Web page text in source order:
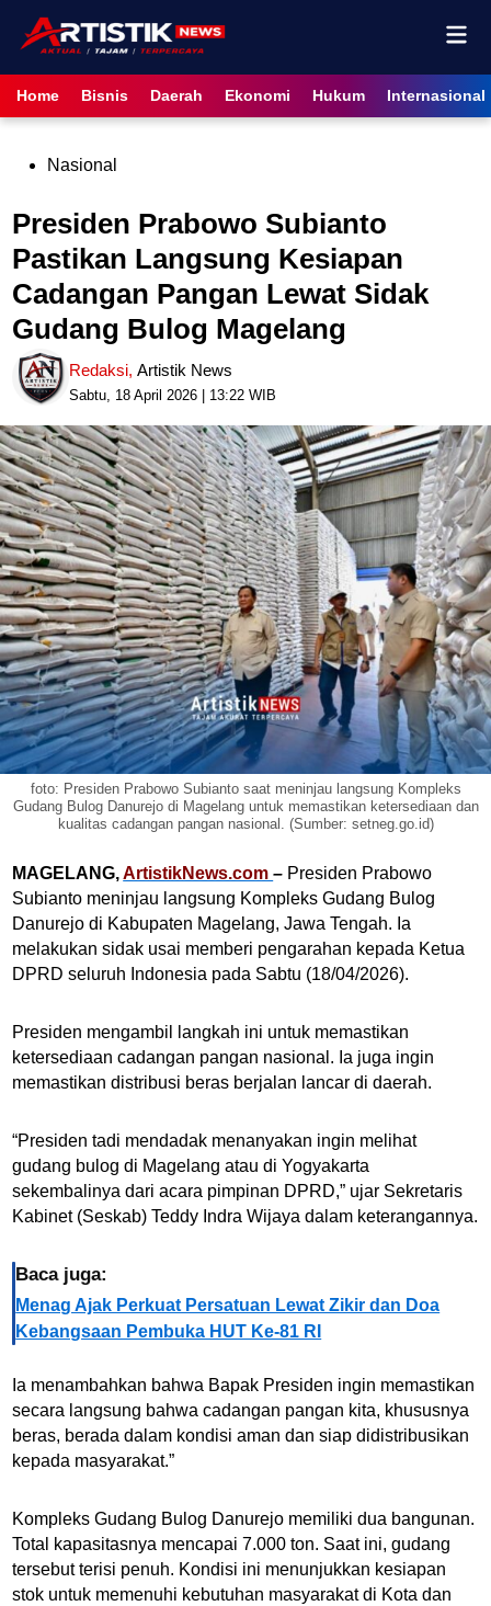
content
Home Bisnis Daerah Ekonomi Hukum Internasional
PostedNasional
Presiden Prabowo Subianto
Pastikan Langsung Kesiapan
Cadangan Pangan Lewat Sidak
Gudang Bulog Magelang
Redaksi,Artistik News
Sabtu, 18 April 2026 | 13:22 WIB
foto: Presiden Prabowo Subianto saat meninjau langsung Kompleks
Gudang Bulog Danurejo di Magelang untuk memastikan ketersediaan dan
kualitas cadangan pangan nasional. (Sumber: setneg.go.id)
MAGELANG,ArtistikNews.com– Presiden Prabowo
Subianto meninjau langsung Kompleks Gudang Bulog
Danurejo di Kabupaten Magelang, Jawa Tengah. Ia
melakukan sidak usai memberi pengarahan kepada Ketua
DPRD seluruh Indonesia pada Sabtu (18/04/2026).
Presiden mengambil langkah ini untuk memastikan
ketersediaan cadangan pangan nasional. Ia juga ingin
memastikan distribusi beras berjalan lancar di daerah.
“Presiden tadi mendadak menanyakan ingin melihat
gudang bulog di Magelang atau di Yogyakarta
sekembalinya dari acara pimpinan DPRD,” ujar Sekretaris
Kabinet (Seskab) Teddy Indra Wijaya dalam keterangannya.
Baca juga:
Menag Ajak Perkuat Persatuan Lewat Zikir dan Doa
Kebangsaan Pembuka HUT Ke-81 RI
Ia menambahkan bahwa Bapak Presiden ingin memastikan
secara langsung bahwa cadangan pangan kita, khususnya
beras, berada dalam kondisi aman dan siap didistribusikan
kepada masyarakat.”
Kompleks Gudang Bulog Danurejo memiliki dua bangunan.
Total kapasitasnya mencapai 7.000 ton. Saat ini, gudang
tersebut terisi penuh. Kondisi ini menunjukkan kesiapan
stok untuk memenuhi kebutuhan masyarakat di Kota dan